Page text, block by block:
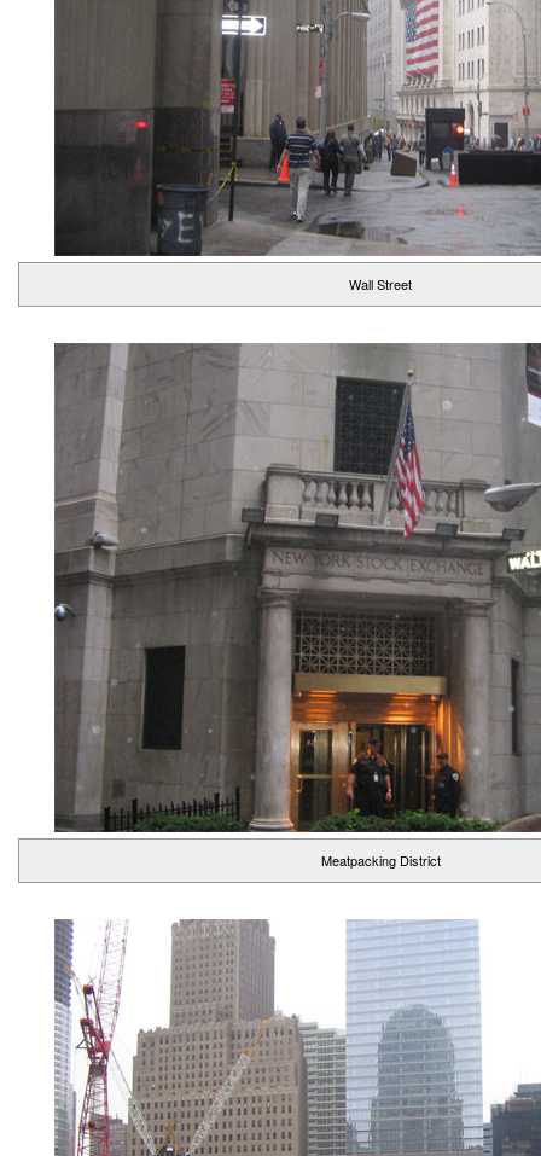
Wall Street
Meatpacking District